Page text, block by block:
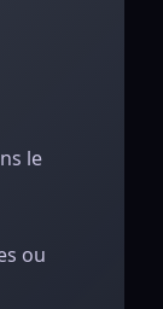
le
ou